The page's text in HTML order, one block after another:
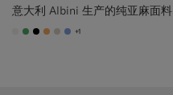
意大利 Albini 生产的纯亚麻面料
#F1EFE8
#50AA6A
#000000
#F9AA62
#D7D1C3
#82A1DC
+1